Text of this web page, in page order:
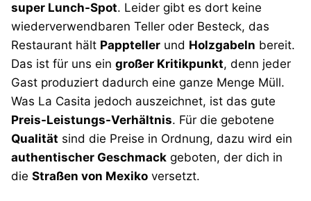
super Lunch-Spot. Leider gibt es dort keine
wiederverwendbaren Teller oder Besteck, das
Restaurant hält Pappteller und Holzgabeln bereit.
Das ist für uns ein großer Kritikpunkt, denn jeder
Gast produziert dadurch eine ganze Menge Müll.
Was La Casita jedoch auszeichnet, ist das gute
Preis-Leistungs-Verhältnis. Für die gebotene
Qualität sind die Preise in Ordnung, dazu wird ein
authentischer Geschmack geboten, der dich in
die Straßen von Mexiko versetzt.